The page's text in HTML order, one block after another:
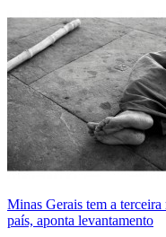
Minas Gerais tem a
país, aponta levantamento